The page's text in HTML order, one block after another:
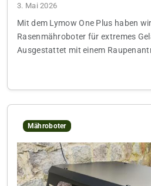
3. Mai 2026
Mit dem Lymow One Plus haben
Rasenmähroboter für extremes
Ausgestattet mit einem
Mähroboter